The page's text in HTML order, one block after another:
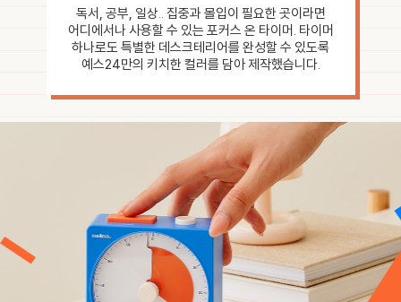
독서, 공부, 일상.. 집중과 몰입이 필요한 곳이라면
어디에서나 사용할 수 있는 포커스 온 타이머. 타이머
하나로도 특별한 데스크테리어를 완성할 수 있도록
예스24만의 키치한 컬러를 담아 제작했습니다.